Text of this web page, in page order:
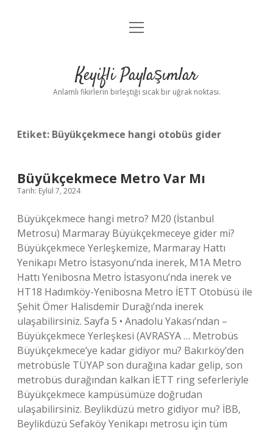
Anasayfa
Yasal Uyarı
menüyü
Keyifli Paylaşımlar
Anlamlı fikirlerin birleştiği sıcak bir uğrak noktası.
Etiket: Büyükçekmece hangi otobüs gider
Büyükçekmece Metro Var Mı
Tarih: Eylül 7, 2024
Büyükçekmece hangi metro? M20 (İstanbul
Metrosu) Marmaray Büyükçekmeceye gider mi?
Büyükçekmece Yerleşkemize, Marmaray Hattı
Yenikapı Metro İstasyonu’nda inerek, M1A Metro
Hattı Yenibosna Metro İstasyonu’nda inerek ve
HT18 Hadımköy-Yenibosna Metro İETT Otobüsü ile
Şehit Ömer Halisdemir Durağı’nda inerek
ulaşabilirsiniz. Sayfa 5 • Anadolu Yakası’ndan –
Büyükçekmece Yerleşkesi (AVRASYA … Metrobüs
Büyükçekmece’ye kadar gidiyor mu? Bakırköy’den
metrobüsle TÜYAP son durağına kadar gelip, son
metrobüs durağından kalkan İETT ring seferleriyle
Büyükçekmece kampüsümüze doğrudan
ulaşabilirsiniz. Beylikdüzü metro gidiyor mu? İBB,
Beylikdüzü Sefaköy Yenikapı metrosu için tüm